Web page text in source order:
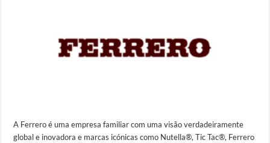
A Ferrero é uma empresa familiar com uma visão verdadeiramente
global e inovadora e marcas icónicas como Nutella®, Tic Tac®, Ferrero